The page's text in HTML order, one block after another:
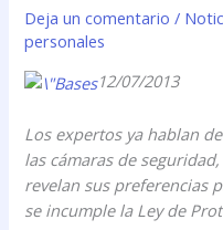
Deja un comentario /
personales
12/07/2013
Los expertos ya hablan
las cámaras de
revelan sus preferencias
se incumple la Ley de